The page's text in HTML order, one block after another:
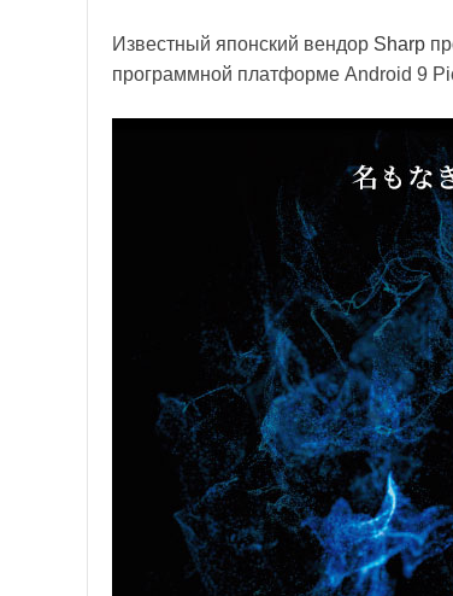
Известный японский вендор Sharp
программной платформе Android 9